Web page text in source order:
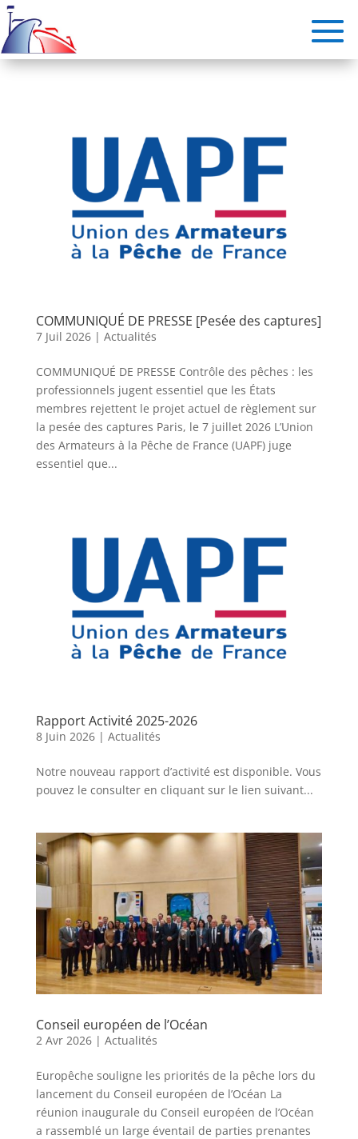
COMMUNIQUÉ DE PRESSE [Pesée des captures]
7 Juil 2026| Actualités
COMMUNIQUÉ DE PRESSE Contrôle des pêches : les
professionnels jugent essentiel que les États
membres rejettent le projet actuel de règlement sur
la pesée des captures Paris, le 7 juillet 2026 L’Union
des Armateurs à la Pêche de France (UAPF) juge
essentiel que...
Rapport Activité 2025-2026
8 Juin 2026| Actualités
Notre nouveau rapport d’activité est disponible. Vous
pouvez le consulter en cliquant sur le lien suivant...
Conseil européen de l’Océan
2 Avr 2026| Actualités
Europêche souligne les priorités de la pêche lors du
lancement du Conseil européen de l’Océan La
réunion inaugurale du Conseil européen de l’Océan
a rassemblé un large éventail de parties prenantes